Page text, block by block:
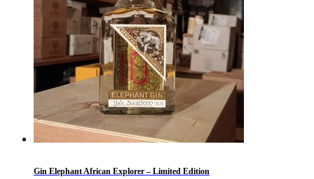
Gin Elephant African Explorer – Limited Edition